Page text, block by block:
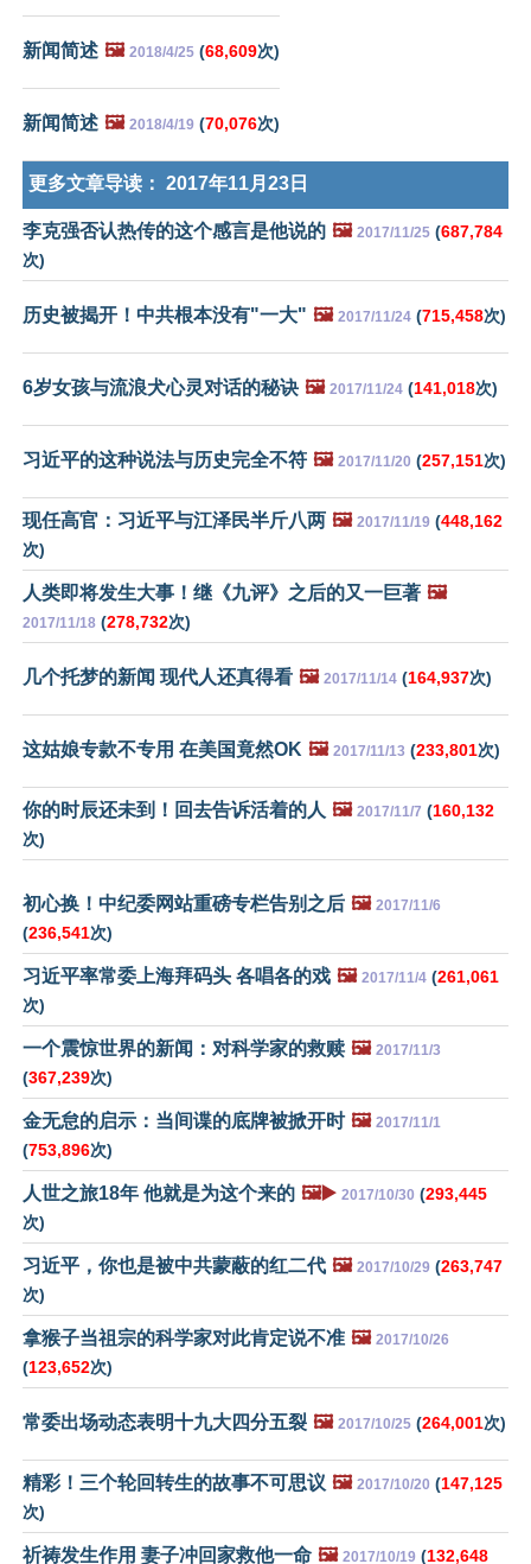
新闻简述 🖼️ 2018/4/25 (68,609次)
新闻简述 🖼️ 2018/4/19 (70,076次)
更多文章导读： 2017年11月23日
李克强否认热传的这个感言是他说的 🖼️ 2017/11/25 (687,784
次)
历史被揭开！中共根本没有"一大" 🖼️ 2017/11/24 (715,458次)
6岁女孩与流浪犬心灵对话的秘诀 🖼️ 2017/11/24 (141,018次)
习近平的这种说法与历史完全不符 🖼️ 2017/11/20 (257,151次)
现任高官：习近平与江泽民半斤八两 🖼️ 2017/11/19 (448,162
次)
人类即将发生大事！继《九评》之后的又一巨著 🖼️
2017/11/18 (278,732次)
几个托梦的新闻 现代人还真得看 🖼️ 2017/11/14 (164,937次)
这姑娘专款不专用 在美国竟然OK 🖼️ 2017/11/13 (233,801次)
你的时辰还未到！回去告诉活着的人 🖼️ 2017/11/7 (160,132
次)
初心换！中纪委网站重磅专栏告别之后 🖼️ 2017/11/6
(236,541次)
习近平率常委上海拜码头 各唱各的戏 🖼️ 2017/11/4 (261,061
次)
一个震惊世界的新闻：对科学家的救赎 🖼️ 2017/11/3
(367,239次)
金无怠的启示：当间谍的底牌被掀开时 🖼️ 2017/11/1
(753,896次)
人世之旅18年 他就是为这个来的 🖼️▶️ 2017/10/30 (293,445
次)
习近平，你也是被中共蒙蔽的红二代 🖼️ 2017/10/29 (263,747
次)
拿猴子当祖宗的科学家对此肯定说不准 🖼️ 2017/10/26
(123,652次)
常委出场动态表明十九大四分五裂 🖼️ 2017/10/25 (264,001次)
精彩！三个轮回转生的故事不可思议 🖼️ 2017/10/20 (147,125
次)
祈祷发生作用 妻子冲回家救他一命 🖼️ 2017/10/19 (132,648